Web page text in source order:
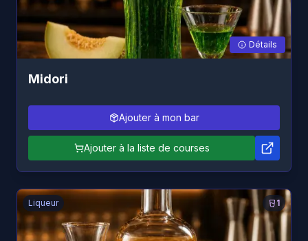
Détails
Midori
Ajouter à mon bar
Ajouter à la liste de courses
1
Liqueur